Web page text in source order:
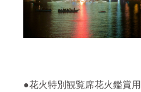
●花火特別観覧席花火鑑賞用